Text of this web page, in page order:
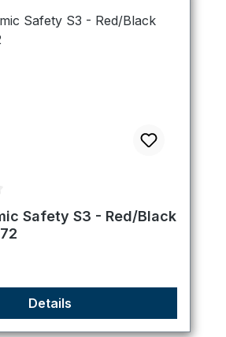
Bewertung von 4 von 5 Sternen
Safety S3 - Red/Black
Details